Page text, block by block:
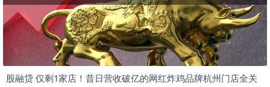
股融贷 仅剩1家店！昔日营收破亿的网红炸鸡品牌杭州门店全关